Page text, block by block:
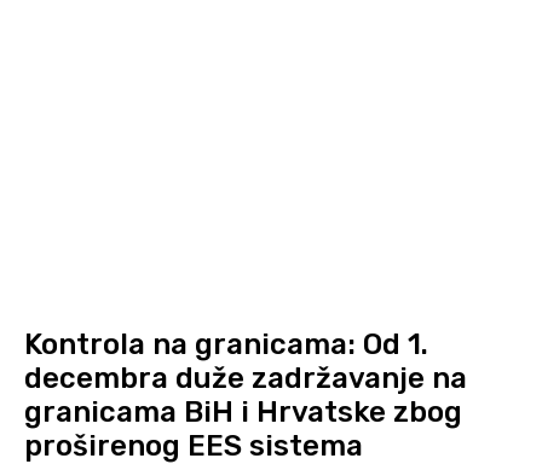
Kontrola na granicama: Od 1.
decembra duže zadržavanje na
granicama BiH i Hrvatske zbog
proširenog EES sistema